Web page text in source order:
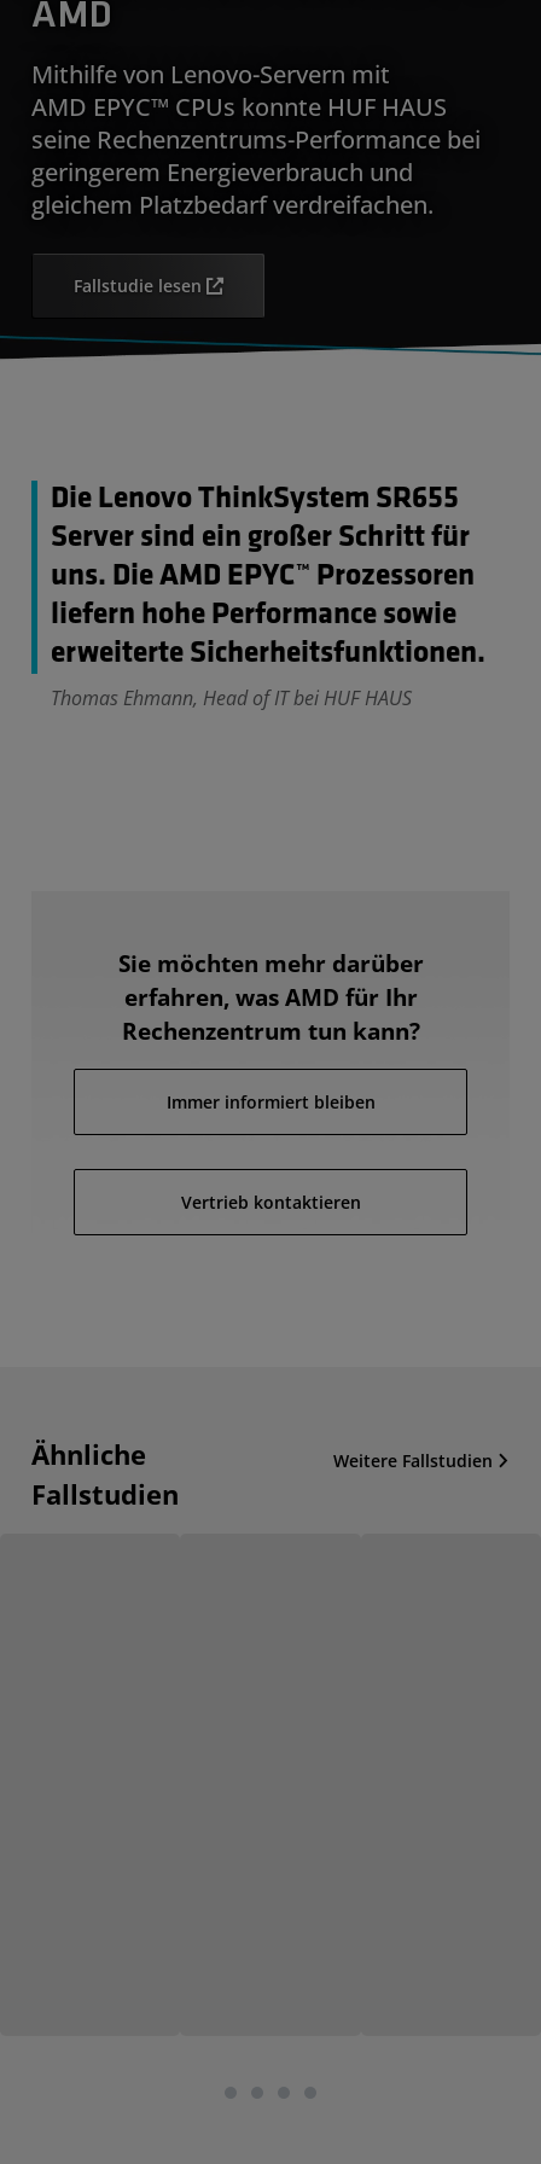
AMD
Mithilfe von Lenovo-Servern mit
AMD EPYC™ CPUs konnte HUF HAUS
seine Rechenzentrums-Performance bei
geringerem Energieverbrauch und
gleichem Platzbedarf verdreifachen.
Fallstudie lesen
Die Lenovo ThinkSystem SR655
Server sind ein großer Schritt für
uns. Die AMD EPYC™ Prozessoren
liefern hohe Performance sowie
erweiterte Sicherheitsfunktionen.
Thomas Ehmann, Head of IT bei HUF HAUS
Sie möchten mehr darüber
erfahren, was AMD für Ihr
Rechenzentrum tun kann?
Immer informiert bleiben
Vertrieb kontaktieren
Ähnliche
Fallstudien
Weitere Fallstudien